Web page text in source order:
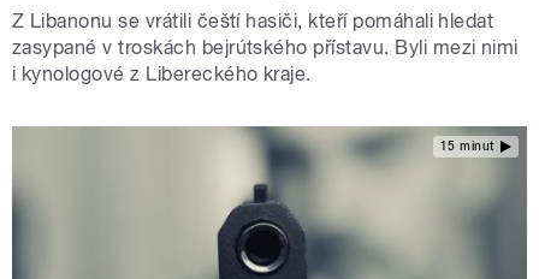
Z Libanonu se vrátili čeští hasiči, kteří pomáhali hledat
zasypané v troskách bejrútského přístavu. Byli mezi nimi
i kynologové z Libereckého kraje.
15 minut